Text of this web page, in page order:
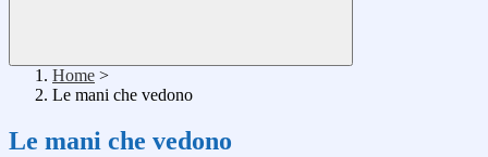
Home >
Le mani che vedono
Le mani che vedono